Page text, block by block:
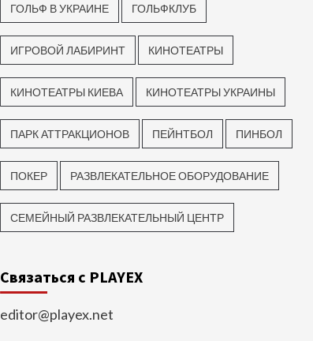
ГОЛЬФ В УКРАИНЕ ГОЛЬФКЛУБ
ИГРОВОЙ ЛАБИРИНТ КИНОТЕАТРЫ
КИНОТЕАТРЫ КИЕВА КИНОТЕАТРЫ УКРАИНЫ
ПАРК АТТРАКЦИОНОВ ПЕЙНТБОЛ ПИНБОЛ
ПОКЕР РАЗВЛЕКАТЕЛЬНОЕ ОБОРУДОВАНИЕ
СЕМЕЙНЫЙ РАЗВЛЕКАТЕЛЬНЫЙ ЦЕНТР
Связаться с PLAYEX
editor@playex.net